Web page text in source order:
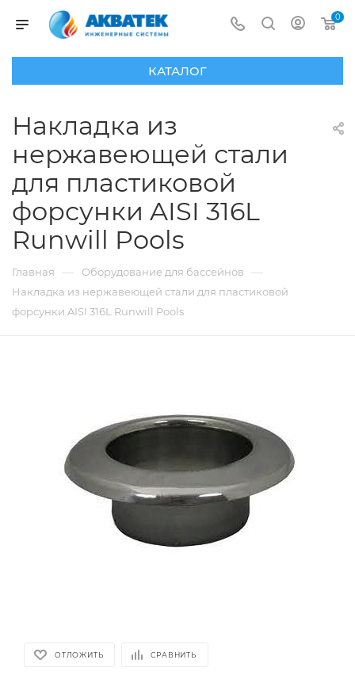
0
КАТАЛОГ
Накладка из
нержавеющей стали
для пластиковой
форсунки AISI 316L
Runwill Pools
Главная — Оборудование для бассейнов —
Накладка из нержавеющей стали для пластиковой
форсунки AISI 316L Runwill Pools
ОТЛОЖИТЬ СРАВНИТЬ